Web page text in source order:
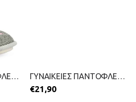
ΓΥΝΑΙΚΕΙΕΣ ΠΑΝΤΟΦΛΕΣ-PAREX-2111-0376-ΓΚΡΙ ΓΥΝΑΙΚΕΙΕΣ ΠΑΝΤΟΦΛΕΣ-PAREX-2111-0383-ΓΚΡΙ
€21,90